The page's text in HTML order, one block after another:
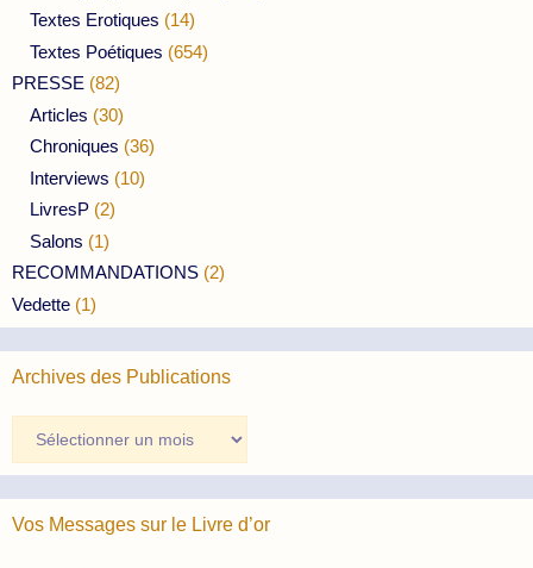
Textes Erotiques (14)
Textes Poétiques (654)
PRESSE (82)
Articles (30)
Chroniques (36)
Interviews (10)
LivresP (2)
Salons (1)
RECOMMANDATIONS (2)
Vedette (1)
Archives des Publications
des
Publications
Vos Messages sur le Livre d’or